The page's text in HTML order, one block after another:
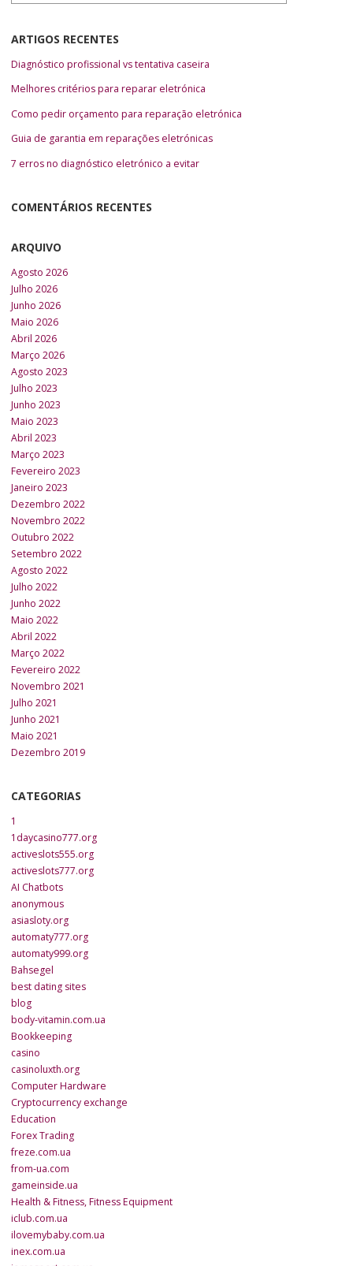
ARTIGOS RECENTES
Diagnóstico profissional vs tentativa caseira
Melhores critérios para reparar eletrónica
Como pedir orçamento para reparação eletrónica
Guia de garantia em reparações eletrónicas
7 erros no diagnóstico eletrónico a evitar
COMENTÁRIOS RECENTES
ARQUIVO
Agosto 2026
Julho 2026
Junho 2026
Maio 2026
Abril 2026
Março 2026
Agosto 2023
Julho 2023
Junho 2023
Maio 2023
Abril 2023
Março 2023
Fevereiro 2023
Janeiro 2023
Dezembro 2022
Novembro 2022
Outubro 2022
Setembro 2022
Agosto 2022
Julho 2022
Junho 2022
Maio 2022
Abril 2022
Março 2022
Fevereiro 2022
Novembro 2021
Julho 2021
Junho 2021
Maio 2021
Dezembro 2019
CATEGORIAS
1
1daycasino777.org
activeslots555.org
activeslots777.org
AI Chatbots
anonymous
asiasloty.org
automaty777.org
automaty999.org
Bahsegel
best dating sites
blog
body-vitamin.com.ua
Bookkeeping
casino
casinoluxth.org
Computer Hardware
Cryptocurrency exchange
Education
Forex Trading
freze.com.ua
from-ua.com
gameinside.ua
Health & Fitness, Fitness Equipment
iclub.com.ua
ilovemybaby.com.ua
inex.com.ua